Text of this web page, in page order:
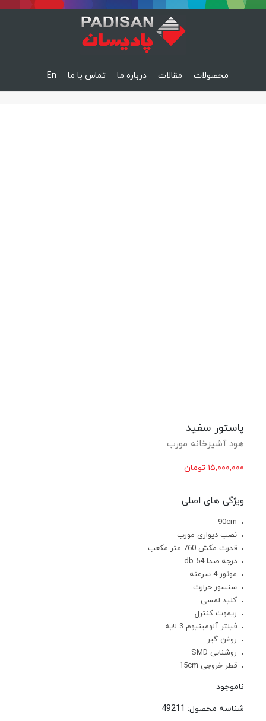
محصولات مقالات درباره ما تماس با ما En
پاستور سفید
هود آشپزخانه مورب
۱۵,۰۰۰,۰۰۰ تومان
ویژگی های اصلی
90cm
نصب دیواری مورب
قدرت مکش 760 متر مکعب
درجه صدا 54 db
موتور 4 سرعته
سنسور حرارت
کلید لمسی
ریموت کنترل
فیلتر آلومینیوم 3 لایه
روغن گیر
روشنایی SMD
قطر خروجی 15cm
ناموجود
شناسه محصول: 49211